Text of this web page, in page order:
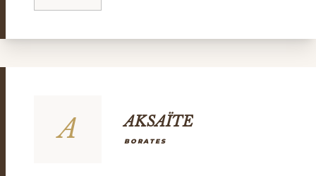
A AKSAÏTE
BORATES